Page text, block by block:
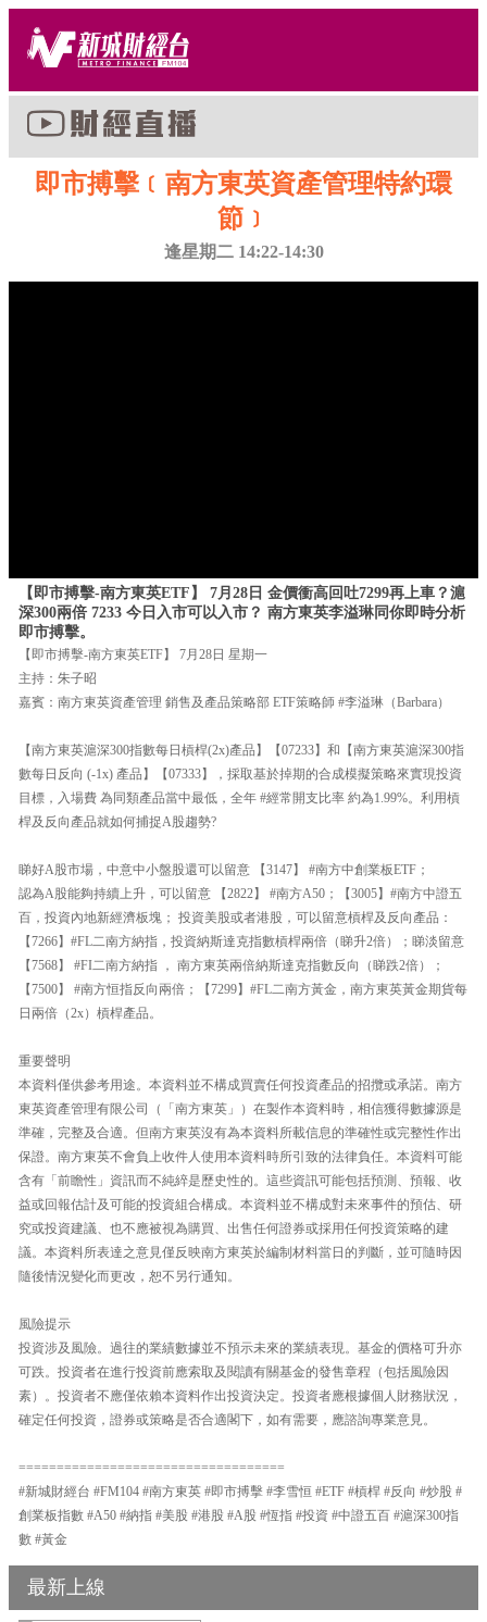
即市搏擊﹝南方東英資產管理特約環
節﹞
逢星期二 14:22-14:30
【即市搏擊-南方東英ETF】 7月28日 金價衝高回吐7299再上車？滬
深300兩倍 7233 今日入市可以入市？ 南方東英李溢琳同你即時分析
即市搏擊。
【即市搏擊-南方東英ETF】 7月28日 星期一
主持：朱子昭
嘉賓：南方東英資產管理 銷售及產品策略部 ETF策略師 #李溢琳（Barbara）
【南方東英滬深300指數每日槓桿(2x)產品】【07233】和【南方東英滬深300指
數每日反向 (-1x) 產品】【07333】，採取基於掉期的合成模擬策略來實現投資
目標，入場費 為同類產品當中最低，全年 #經常開支比率 約為1.99%。利用槓
桿及反向產品就如何捕捉A股趨勢?
睇好A股市場，中意中小盤股還可以留意 【3147】 #南方中創業板ETF；
認為A股能夠持續上升，可以留意 【2822】 #南方A50；【3005】#南方中證五
百，投資內地新經濟板塊； 投資美股或者港股，可以留意槓桿及反向產品：
【7266】#FL二南方納指，投資納斯達克指數槓桿兩倍（睇升2倍）；睇淡留意
【7568】 #FI二南方納指 ， 南方東英兩倍納斯達克指數反向（睇跌2倍）；
【7500】 #南方恒指反向兩倍；【7299】#FL二南方黃金，南方東英黃金期貨每
日兩倍（2x）槓桿產品。
重要聲明
本資料僅供參考用途。本資料並不構成買賣任何投資產品的招攬或承諾。南方
東英資產管理有限公司（「南方東英」）在製作本資料時，相信獲得數據源是
準確，完整及合適。但南方東英沒有為本資料所載信息的準確性或完整性作出
保證。南方東英不會負上收件人使用本資料時所引致的法律負任。本資料可能
含有「前瞻性」資訊而不純綷是歷史性的。這些資訊可能包括預測、預報、收
益或回報估計及可能的投資組合構成。本資料並不構成對未來事件的預估、研
究或投資建議、也不應被視為購買、出售任何證券或採用任何投資策略的建
議。本資料所表達之意見僅反映南方東英於編制材料當日的判斷，並可隨時因
隨後情況變化而更改，恕不另行通知。
風險提示
投資涉及風險。過往的業績數據並不預示未來的業績表現。基金的價格可升亦
可跌。投資者在進行投資前應索取及閱讀有關基金的發售章程（包括風險因
素）。投資者不應僅依賴本資料作出投資決定。投資者應根據個人財務狀況，
確定任何投資，證券或策略是否合適閣下，如有需要，應諮詢專業意見。
===================================
#新城財經台 #FM104 #南方東英 #即市搏擊 #李雪恒 #ETF #槓桿 #反向 #炒股 #
創業板指數 #A50 #納指 #美股 #港股 #A股 #恆指 #投資 #中證五百 #滬深300指
數 #黃金
最新上線